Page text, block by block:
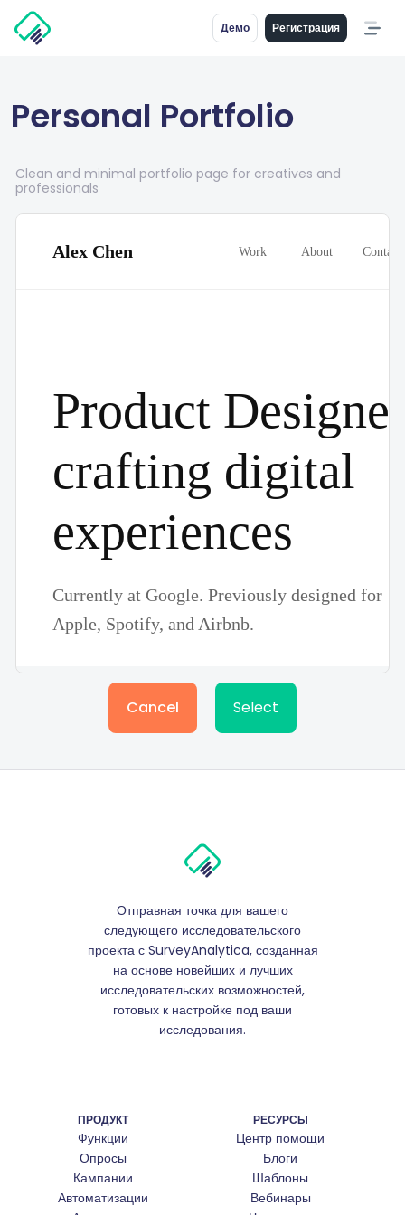
Демо Регистрация
Personal Portfolio
Clean and minimal portfolio page for creatives and
professionals
Cancel Select
Отправная точка для вашего
следующего исследовательского
проекта с SurveyAnalytica, созданная
на основе новейших и лучших
исследовательских возможностей,
готовых к настройке под ваши
исследования.
ПРОДУКТ
Функции
Опросы
Кампании
Автоматизации
РЕСУРСЫ
Центр помощи
Блоги
Шаблоны
Вебинары